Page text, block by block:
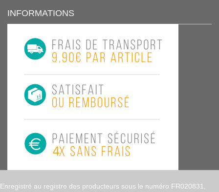
INFORMATIONS
Enregistré au registre des producteurs sous le numéro FR020831,